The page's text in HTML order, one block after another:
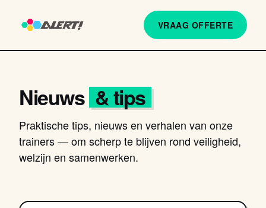
VRAAG OFFERTE
Nieuws & tips
Praktische tips, nieuws en verhalen van onze
trainers — om scherp te blijven rond veiligheid,
welzijn en samenwerken.